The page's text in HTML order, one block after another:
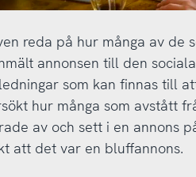
reda på hur många av de
annonsen till den
som kan finnas till
hur många som avstått
av och sett i en annons
att det var en bluffannons.